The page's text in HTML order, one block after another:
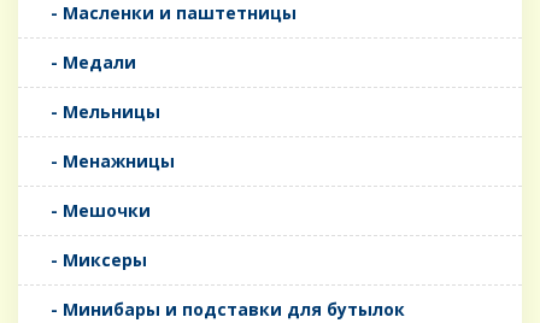
- Масленки и паштетницы
- Медали
- Мельницы
- Менажницы
- Мешочки
- Миксеры
- Минибары и подставки для бутылок